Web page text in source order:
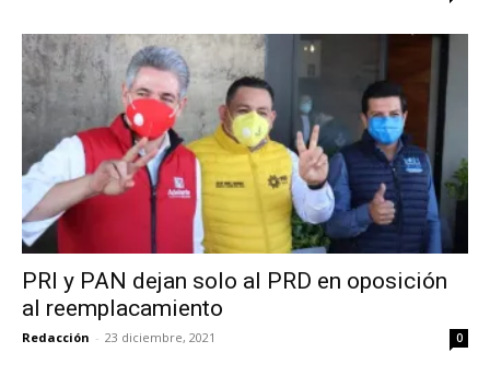
PRI y PAN dejan solo al PRD en oposición
al reemplacamiento
Redacción - 23 diciembre, 2021 0